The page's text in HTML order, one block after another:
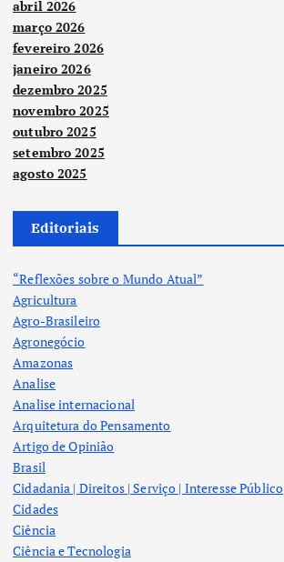
abril 2026
março 2026
fevereiro 2026
janeiro 2026
dezembro 2025
novembro 2025
outubro 2025
setembro 2025
agosto 2025
Editoriais
“Reflexões sobre o Mundo Atual”
Agricultura
Agro-Brasileiro
Agronegócio
Amazonas
Analise
Analise internacional
Arquitetura do Pensamento
Artigo de Opinião
Brasil
Cidadania | Direitos | Serviço | Interesse Público
Cidades
Ciência
Ciência e Tecnologia